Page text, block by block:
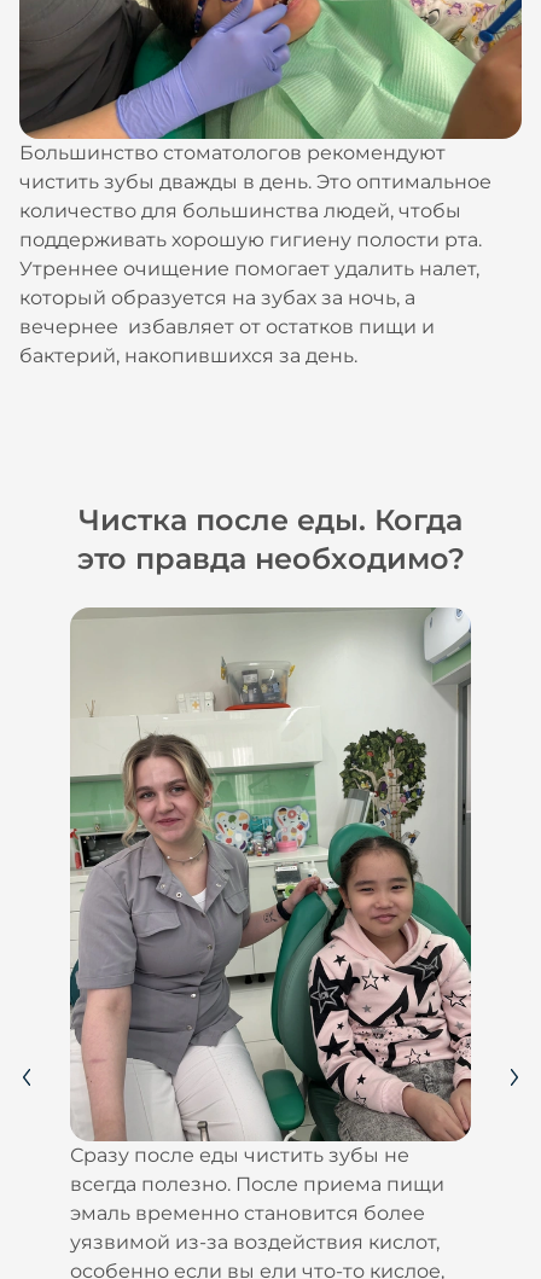
Большинство стоматологов рекомендуют
чистить зубы дважды в день. Это оптимальное
количество для большинства людей, чтобы
поддерживать хорошую гигиену полости рта.
Утреннее очищение помогает удалить налет,
который образуется на зубах за ночь, а
вечернее избавляет от остатков пищи и
бактерий, накопившихся за день.
Чистка после еды. Когда
это правда необходимо?
Сразу после еды чистить зубы не
всегда полезно. После приема пищи
эмаль временно становится более
уязвимой из-за воздействия кислот,
особенно если вы ели что-то кислое,